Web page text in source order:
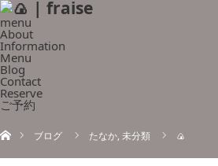
menu
About
Information
Menu
Blog
Contact
Reserve
ご予約
ブログ
たなか, 未分類 🍙